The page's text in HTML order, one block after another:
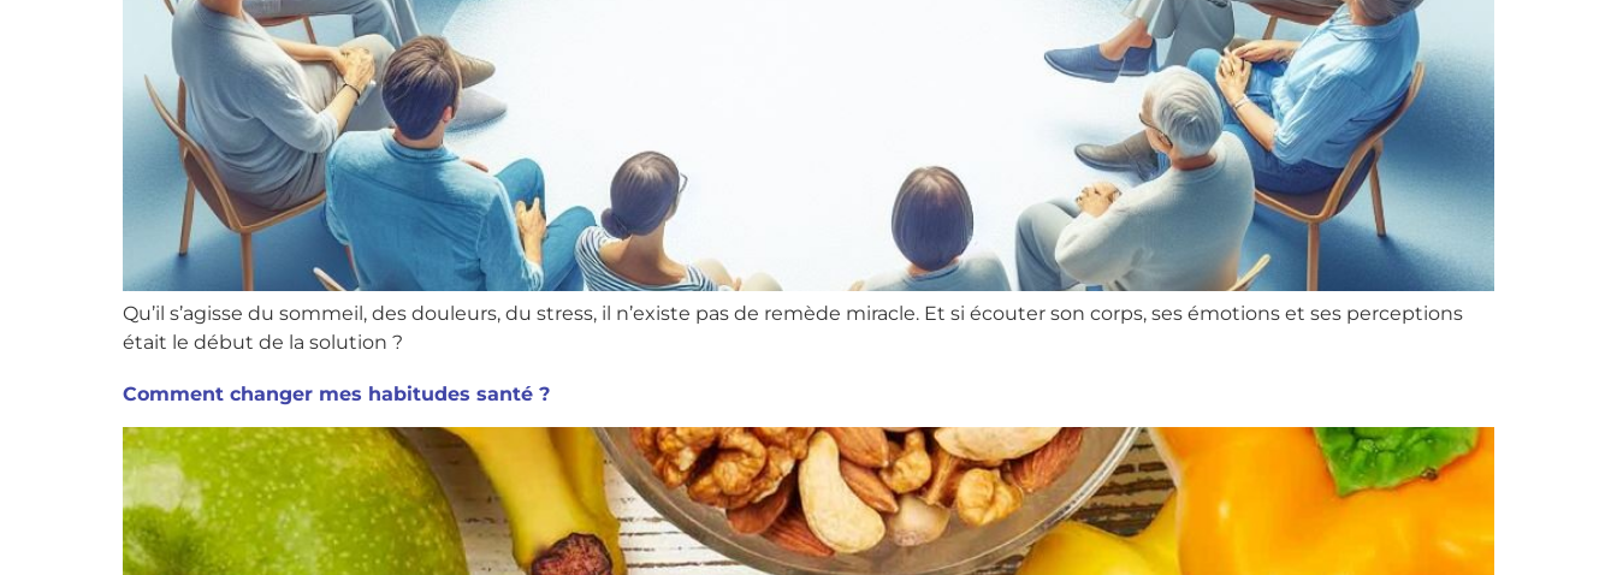
Qu’il s’agisse du sommeil, des douleurs, du stress, il n’existe pas de remède miracle. Et si écouter son corps, ses émotions et ses perceptions
était le début de la solution ?
Comment changer mes habitudes santé ?